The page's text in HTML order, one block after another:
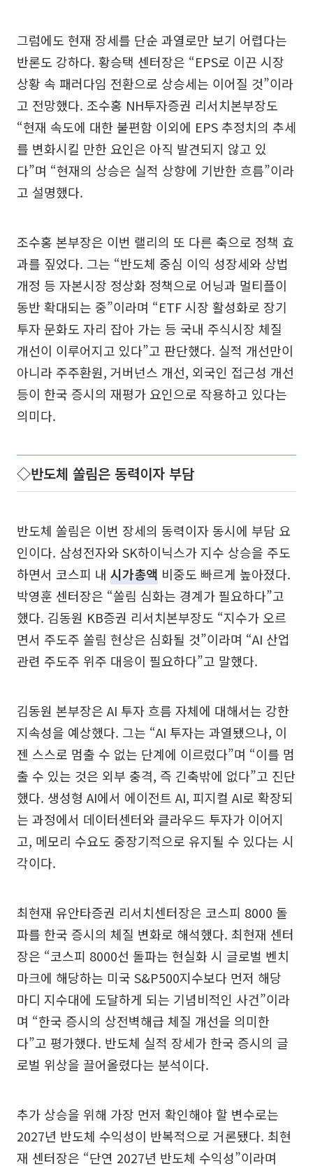
그럼에도 현재 장세를 단순 과열로만 보기 어렵다는
반론도 강하다. 황승택 센터장은 “EPS로 이끈 시장
상황 속 패러다임 전환으로 상승세는 이어질 것”이라
고 전망했다. 조수홍 NH투자증권 리서치본부장도
“현재 속도에 대한 불편함 이외에 EPS 추정치의 추세
를 변화시킬 만한 요인은 아직 발견되지 않고 있
다”며 “현재의 상승은 실적 상향에 기반한 흐름”이라
고 설명했다.
조수홍 본부장은 이번 랠리의 또 다른 축으로 정책 효
과를 짚었다. 그는 “반도체 중심 이익 성장세와 상법
개정 등 자본시장 정상화 정책으로 어닝과 멀티플이
동반 확대되는 중”이라며 “ETF 시장 활성화로 장기
투자 문화도 자리 잡아 가는 등 국내 주식시장 체질
개선이 이루어지고 있다”고 판단했다. 실적 개선만이
아니라 주주환원, 거버넌스 개선, 외국인 접근성 개선
등이 한국 증시의 재평가 요인으로 작용하고 있다는
의미다.
◇반도체 쏠림은 동력이자 부담
반도체 쏠림은 이번 장세의 동력이자 동시에 부담 요
인이다. 삼성전자와 SK하이닉스가 지수 상승을 주도
하면서 코스피 내 시가총액 비중도 빠르게 높아졌다.
박영훈 센터장은 “쏠림 심화는 경계가 필요하다”고
했다. 김동원 KB증권 리서치본부장도 “지수가 오르
면서 주도주 쏠림 현상은 심화될 것”이라며 “AI 산업
관련 주도주 위주 대응이 필요하다”고 말했다.
김동원 본부장은 AI 투자 흐름 자체에 대해서는 강한
지속성을 예상했다. 그는 “AI 투자는 과열됐으나, 이
젠 스스로 멈출 수 없는 단계에 이르렀다”며 “이를 멈
출 수 있는 것은 외부 충격, 즉 긴축밖에 없다”고 진단
했다. 생성형 AI에서 에이전트 AI, 피지컬 AI로 확장되
는 과정에서 데이터센터와 클라우드 투자가 이어지
고, 메모리 수요도 중장기적으로 유지될 수 있다는 시
각이다.
최현재 유안타증권 리서치센터장은 코스피 8000 돌
파를 한국 증시의 체질 변화로 해석했다. 최현재 센터
장은 “코스피 8000선 돌파는 현실화 시 글로벌 벤치
마크에 해당하는 미국 S&P500지수보다 먼저 해당
마디 지수대에 도달하게 되는 기념비적인 사건”이라
며 “한국 증시의 상전벽해급 체질 개선을 의미한
다”고 평가했다. 반도체 실적 장세가 한국 증시의 글
로벌 위상을 끌어올렸다는 분석이다.
추가 상승을 위해 가장 먼저 확인해야 할 변수로는
2027년 반도체 수익성이 반복적으로 거론됐다. 최현
재 센터장은 “단연 2027년 반도체 수익성”이라며